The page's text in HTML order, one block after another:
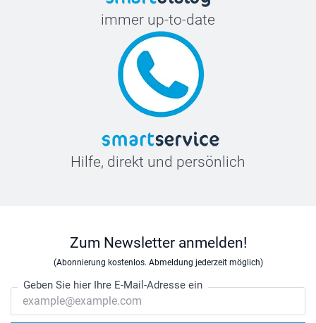
immer up-to-date
Hilfe, direkt und persönlich
Zum Newsletter anmelden!
(Abonnierung kostenlos. Abmeldung jederzeit möglich)
Geben Sie hier Ihre E-Mail-Adresse ein